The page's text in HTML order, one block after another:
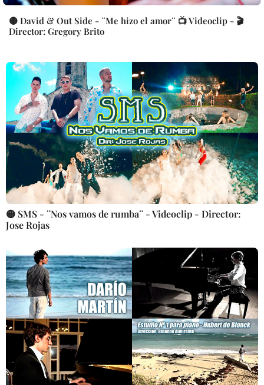
🟡 David & Out Side - ¨Me hizo el amor¨ 📺 Videoclip - 🎬
Director: Gregory Brito
🟡 SMS - ¨Nos vamos de rumba¨ - Videoclip - Director:
Jose Rojas